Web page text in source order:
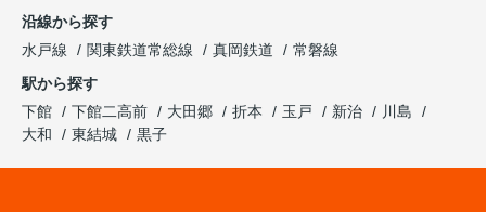
沿線から探す
水戸線
関東鉄道常総線 真岡鉄道
常磐線
駅から探す
下館
下館二高前 大田郷 折本 玉戸 新治
川島
大和
東結城 黒子